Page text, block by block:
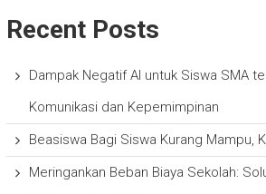
Recent Posts
Dampak Negatif AI untuk Siswa SMA
Komunikasi dan Kepemimpinan
Beasiswa Bagi Siswa Kurang Mampu,
Meringankan Beban Biaya Sekolah: